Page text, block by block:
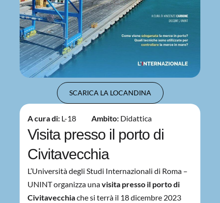
SCARICA LA LOCANDINA
A cura di: L-18 Ambito: Didattica
Visita presso il porto di
Civitavecchia
L’Università degli Studi Internazionali di Roma –
UNINT organizza unavisita presso il porto di
Civitavecchiache si terrà il 18 dicembre 2023